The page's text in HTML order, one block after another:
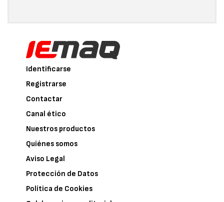
Identificarse
Registrarse
Contactar
Canal ético
Nuestros productos
Quiénes somos
Aviso Legal
Protección de Datos
Política de Cookies